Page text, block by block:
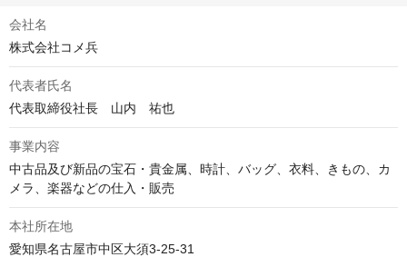
会社名
株式会社コメ兵
代表者氏名
代表取締役社長　山内　祐也
事業内容
中古品及び新品の宝石・貴金属、時計、バッグ、衣料、きもの、カ
メラ、楽器などの仕入・販売
本社所在地
愛知県名古屋市中区大須3-25-31